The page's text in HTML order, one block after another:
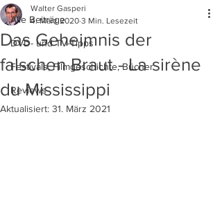
Alle Beiträge
DVD- und TV-Tipps
Festivals, Filmgeschichte, Bücher
Reviews
Das Geheimnis der
falschen Braut - La sirène
du Mississippi
Walter Gasperi
4. März 2020 3 Min. Lesezeit
Aktualisiert: 31. März 2021